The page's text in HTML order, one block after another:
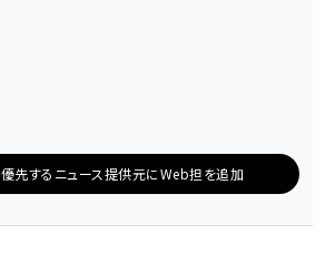
優先するニュース提供元にWeb担を追加